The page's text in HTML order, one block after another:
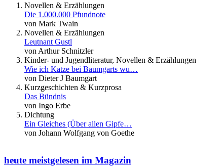
Novellen & Erzählungen
Die 1.000.000 Pfundnote
von Mark Twain
Novellen & Erzählungen
Leutnant Gustl
von Arthur Schnitzler
Kinder- und Jugendliteratur, Novellen & Erzählungen
Wie ich Katze bei Baumgarts wu…
von Dieter J Baumgart
Kurzgeschichten & Kurzprosa
Das Bündnis
von Ingo Erbe
Dichtung
Ein Gleiches (Über allen Gipfe…
von Johann Wolfgang von Goethe
heute meistgelesen im Magazin